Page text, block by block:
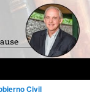
Civil